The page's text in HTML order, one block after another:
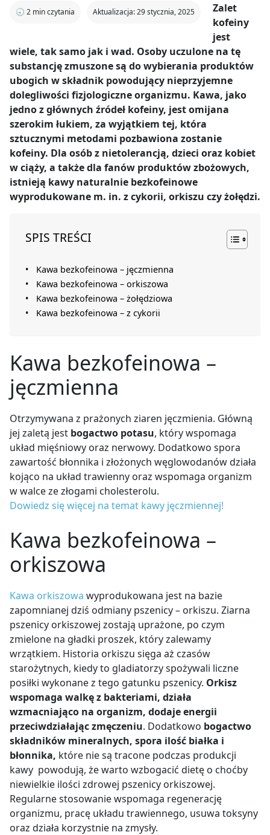
🕣 2 min czytania Aktualizacja: 29 stycznia, 2025
Zalet
kofeiny
jest
wiele, tak samo jak i wad. Osoby uczulone na tę
substancję zmuszone są do wybierania produktów
ubogich w składnik powodujący nieprzyjemne
dolegliwości fizjologiczne organizmu. Kawa, jako
jedno z głównych źródeł kofeiny, jest omijana
szerokim łukiem, za wyjątkiem tej, która
sztucznymi metodami pozbawiona zostanie
kofeiny. Dla osób z nietolerancją, dzieci oraz kobiet
w ciąży, a także dla fanów produktów zbożowych,
istnieją kawy naturalnie bezkofeinowe
wyprodukowane m. in. z cykorii, orkiszu czy żołędzi.
SPIS TREŚCI
Kawa bezkofeinowa – jęczmienna
Kawa bezkofeinowa – orkiszowa
Kawa bezkofeinowa – żołędziowa
Kawa bezkofeinowa – z cykorii
Kawa bezkofeinowa –
jęczmienna
Otrzymywana z prażonych ziaren jęczmienia. Główną
jej zaletą jest bogactwo potasu, który wspomaga
układ mięśniowy oraz nerwowy. Dodatkowo spora
zawartość błonnika i złożonych węglowodanów działa
kojąco na układ trawienny oraz wspomaga organizm
w walce ze złogami cholesterolu.
Dowiedz się więcej na temat kawy jęczmiennej!
Kawa bezkofeinowa –
orkiszowa
Kawa orkiszowa wyprodukowana jest na bazie
zapomnianej dziś odmiany pszenicy – orkiszu. Ziarna
pszenicy orkiszowej zostają uprażone, po czym
zmielone na gładki proszek, który zalewamy
wrzątkiem. Historia orkiszu sięga aż czasów
starożytnych, kiedy to gladiatorzy spożywali liczne
posiłki wykonane z tego gatunku pszenicy. Orkisz
wspomaga walkę z bakteriami, działa
wzmacniająco na organizm, dodaje energii
przeciwdziałając zmęczeniu. Dodatkowo bogactwo
składników mineralnych, spora ilość białka i
błonnika, które nie są tracone podczas produkcji
kawy powodują, że warto wzbogacić dietę o choćby
niewielkie ilości zdrowej pszenicy orkiszowej.
Regularne stosowanie wspomaga regenerację
organizmu, pracę układu trawiennego, usuwa toksyny
oraz działa korzystnie na zmysły.